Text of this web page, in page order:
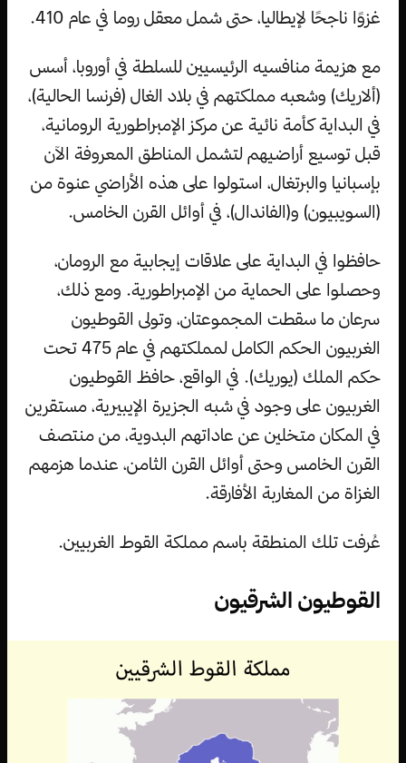
غزوًا ناجحًا لإيطاليا، حتى شمل معقل روما في عام 410.
مع هزيمة منافسيه الرئيسيين للسلطة في أوروبا، أسس
(ألاريك) وشعبه مملكتهم في بلاد الغال (فرنسا الحالية)،
في البداية كأمة نائية عن مركز الإمبراطورية الرومانية،
قبل توسيع أراضيهم لتشمل المناطق المعروفة الآن
بإسبانيا والبرتغال، استولوا على هذه الأراضي عنوة من
(السويبيون) و(الفاندال)، في أوائل القرن الخامس.
حافظوا في البداية على علاقات إيجابية مع الرومان،
وحصلوا على الحماية من الإمبراطورية. ومع ذلك،
سرعان ما سقطت المجموعتان، وتولى القوطيون
الغربيون الحكم الكامل لمملكتهم في عام 475 تحت
حكم الملك (يوريك). في الواقع، حافظ القوطيون
الغربيون على وجود في شبه الجزيرة الإيبيرية، مستقرين
في المكان متخلين عن عاداتهم البدوية، من منتصف
القرن الخامس وحتى أوائل القرن الثامن، عندما هزمهم
الغزاة من المغاربة الأفارقة.
عُرفت تلك المنطقة باسم مملكة القوط الغربيين.
القوطيون الشرقيون